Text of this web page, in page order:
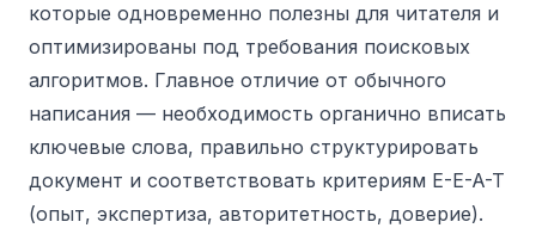
которые одновременно полезны для читателя и
оптимизированы под требования поисковых
алгоритмов. Главное отличие от обычного
написания — необходимость органично вписать
ключевые слова, правильно структурировать
документ и соответствовать критериям E-E-A-T
(опыт, экспертиза, авторитетность, доверие).